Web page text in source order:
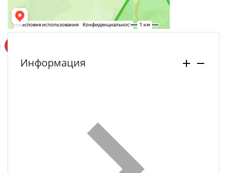
Информация